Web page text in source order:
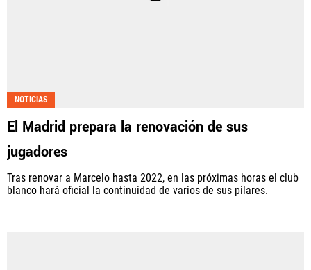
NOTICIAS
El Madrid prepara la renovación de sus
jugadores
Tras renovar a Marcelo hasta 2022, en las próximas horas el club
blanco hará oficial la continuidad de varios de sus pilares.